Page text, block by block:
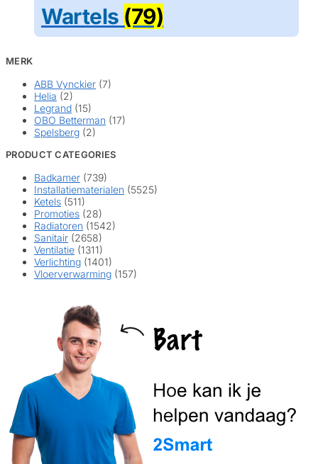
Wartels (79)
MERK
ABB Vynckier (7)
Helia (2)
Legrand (15)
OBO Betterman (17)
Spelsberg (2)
PRODUCT CATEGORIES
Badkamer (739)
Installatiematerialen (5525)
Ketels (511)
Promoties (28)
Radiatoren (1542)
Sanitair (2658)
Ventilatie (1311)
Verlichting (1401)
Vloerverwarming (157)